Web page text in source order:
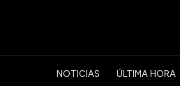
NOTICIAS ÚLTIMA HORA